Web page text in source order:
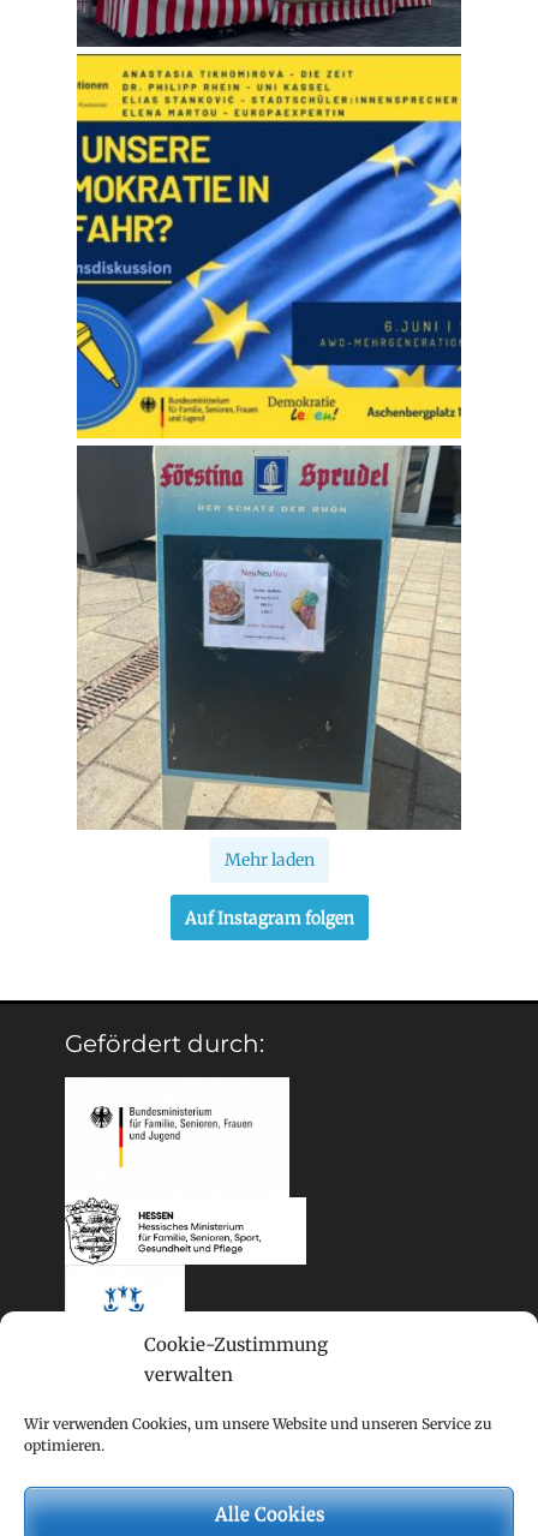
Cookie-Zustimmung
verwalten
Wir verwenden Cookies, um unsere Website und unseren Service zu
optimieren.
Alle Cookies
Mehr laden
Auf Instagram folgen
Gefördert durch: